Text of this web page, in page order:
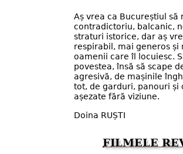
Aș vrea ca Bucureștiul să
contradictoriu, balcanic,
straturi istorice, dar aș
respirabil, mai generos și
oamenii care îl locuiesc.
povestea, însă să scape
agresivă, de mașinile
tot, de garduri, panouri și
așezate fără viziune.
Doina RUȘTI
FILMELE